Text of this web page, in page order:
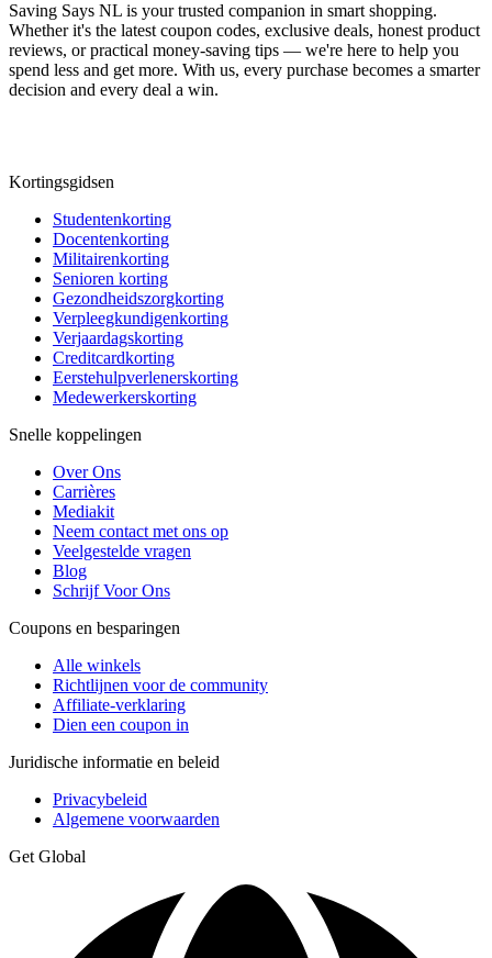
Saving Says NL is your trusted companion in smart shopping.
Whether it's the latest coupon codes, exclusive deals, honest product
reviews, or practical money-saving tips — we're here to help you
spend less and get more. With us, every purchase becomes a smarter
decision and every deal a win.
Kortingsgidsen
Studentenkorting
Docentenkorting
Militairenkorting
Senioren korting
Gezondheidszorgkorting
Verpleegkundigenkorting
Verjaardagskorting
Creditcardkorting
Eerstehulpverlenerskorting
Medewerkerskorting
Snelle koppelingen
Over Ons
Carrières
Mediakit
Neem contact met ons op
Veelgestelde vragen
Blog
Schrijf Voor Ons
Coupons en besparingen
Alle winkels
Richtlijnen voor de community
Affiliate-verklaring
Dien een coupon in
Juridische informatie en beleid
Privacybeleid
Algemene voorwaarden
Get Global